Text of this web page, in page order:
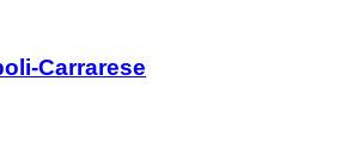
Carrarese